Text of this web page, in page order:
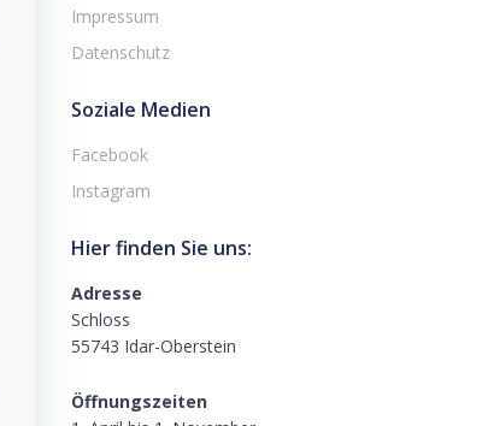
Impressum
Datenschutz
Soziale Medien
Facebook
Instagram
Hier finden Sie uns:
Adresse
Schloss
55743 Idar-Oberstein
Öffnungszeiten